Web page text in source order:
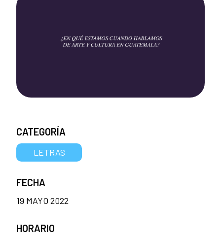
CATEGORÍA
LETRAS
FECHA
19 MAYO 2022
HORARIO